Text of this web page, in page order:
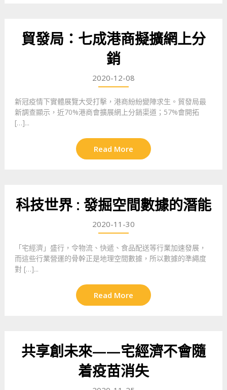
貿發局：七成港商擬擴網上分
銷
2020-12-08
新冠疫情下實體展覽大受打擊，港商紛紛變陣求生。貿發局最
新調查顯示，近70%港商會擴展網上分銷渠道；57%會開拓
[…]...
Read More
科技世界 : 發掘空間數據的潛能
2020-11-30
「宅經濟」盛行，令物流、快遞、食品配送等行業加速發展，
而這些行業營運的骨幹正是地理空間數據，所以數據的準繩度
對 […]...
Read More
共享創未來——宅經濟不會隨
着疫苗消失